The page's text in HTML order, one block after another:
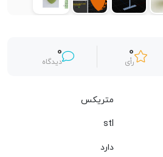
0
رأی
0
دیدگاه
متریکس
stl
دارد